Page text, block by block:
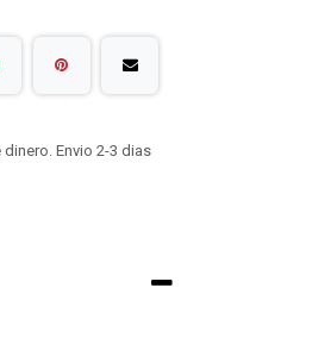
Envio 2-3 dias